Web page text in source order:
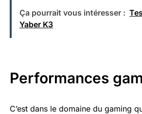
Ça pourrait vous intéresser :
Yaber K3
Performances
C’est dans le domaine du gaming